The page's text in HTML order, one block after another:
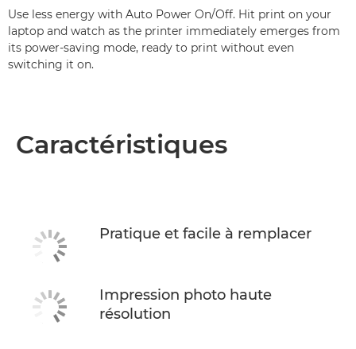
Use less energy with Auto Power On/Off. Hit print on your
laptop and watch as the printer immediately emerges from
its power-saving mode, ready to print without even
switching it on.
Caractéristiques
Pratique et facile à remplacer
Impression photo haute
résolution